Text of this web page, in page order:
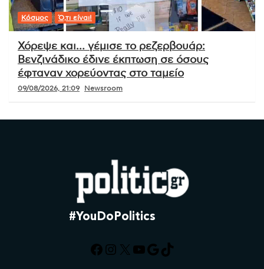
Κόσμος Ό,τι είναι!
Χόρεψε και… γέμισε το ρεζερβουάρ:
Βενζινάδικο έδινε έκπτωση σε όσους
έφταναν χορεύοντας στο ταμείο
09/08/2026, 21:09 Newsroom
#YouDoPolitics
Facebook
Instagram
X YouTube
Google
TikTok